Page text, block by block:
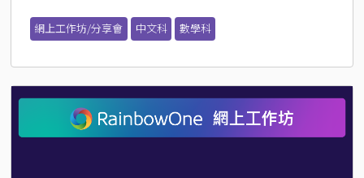
網上工作坊/分享會 中文科 數學科